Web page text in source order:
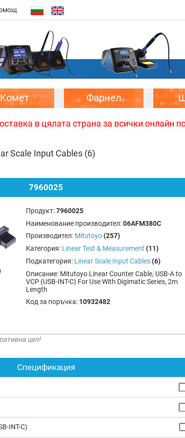
Комет Фарнел
в цялата страна за всички онлайн
Scale Input Cables (6)
7960025
Продукт:7960025
Наименование производител:06AFM380C
Производител: Mitutoyo (257)
Категория: Linear Test & Measurement (11)
Подкатегория: Linear Scale Input Cables (6)
Описание: Mitutoyo Linear Counter Cable, USB-A to
VCP (USB-INT-C) For Use With Digimatic Series, 2m
Length
Код за поръчка: 10932482
цел!
Спецификация
INT-C)